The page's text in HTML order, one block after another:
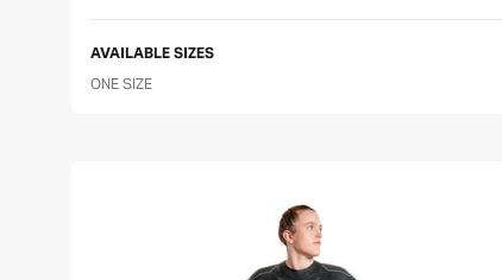
AVAILABLE SIZES
ONE SIZE